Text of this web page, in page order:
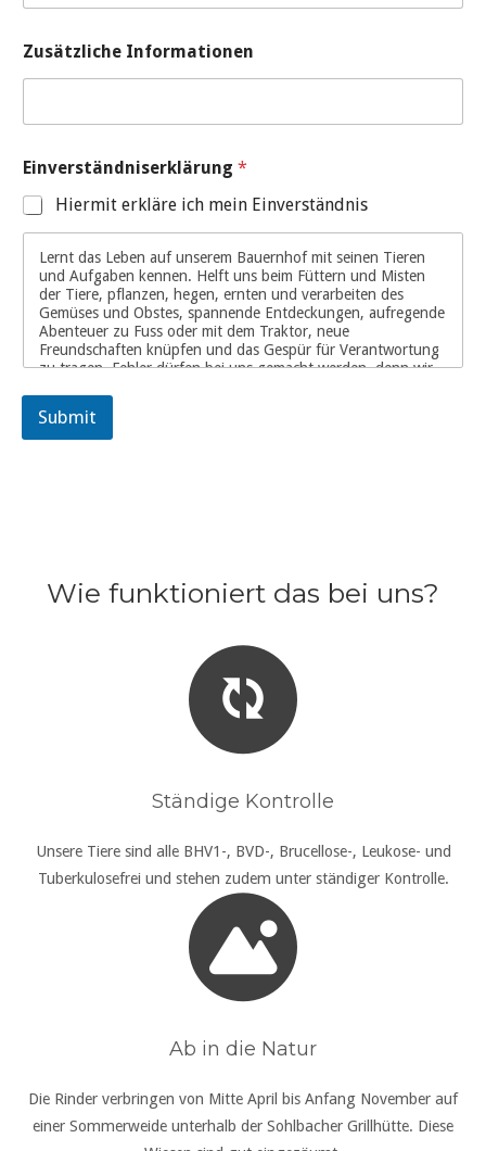
Zusätzliche Informationen
Einverständniserklärung *
Hiermit erkläre ich mein Einverständnis
Lernt das Leben auf unserem Bauernhof mit seinen Tieren
und Aufgaben kennen. Helft uns beim Füttern und Misten
der Tiere, pflanzen, hegen, ernten und verarbeiten des
Gemüses und Obstes, spannende Entdeckungen, aufregende
Abenteuer zu Fuss oder mit dem Traktor, neue
Freundschaften knüpfen und das Gespür für Verantwortung
zu tragen. Fehler dürfen bei uns gemacht werden, denn wir
Außerdem basteln wir viele schöne Sachen aus
Naturmaterialien, die der Jahreszeit entsprechen und als
Aufwärmen.
Bitte gebt dem Kind eine Trinkflasche mit.
werden wir ein Ersatztermin suchen.
Nachholtermin bei nicht Teilnahme an der Veranstaltung.
Wenn das Kind aus zeitlichen Gründen nicht kommen kann,
dann gebt mir bitte per Whatsapp oder Anruf bescheid.
Handynummer 0160/8271099
obengenannten Bedingungen einverstanden .
Bei weiteren Fragen stehe ich Euch gerne zur Verfügung.
Submit
Wie funktioniert das bei uns?
Ständige Kontrolle
Unsere Tiere sind alle BHV1-, BVD-, Brucellose-, Leukose- und
Tuberkulosefrei und stehen zudem unter ständiger Kontrolle.
Ab in die Natur
Die Rinder verbringen von Mitte April bis Anfang November auf
einer Sommerweide unterhalb der Sohlbacher Grillhütte. Diese